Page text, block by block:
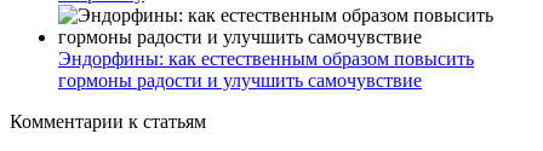
Эндорфины: как естественным образом повысить
гормоны радости и улучшить самочувствие
Комментарии к статьям